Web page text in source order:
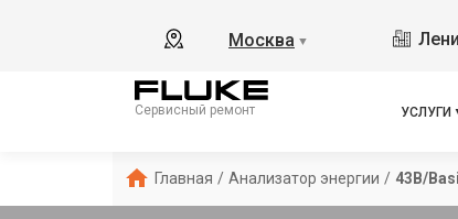
Москва ▼
Сервисный ремонт УСЛУГИ
Главная / Анализатор энергии / 43B/